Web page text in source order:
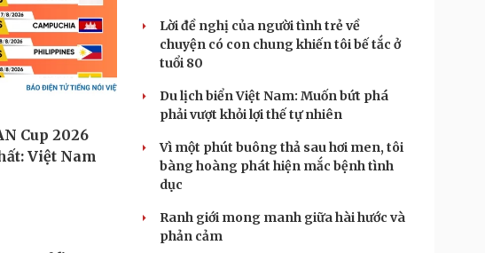
Lời đề nghị của người tình trẻ về
chuyện có con chung khiến tôi bế tắc ở
tuổi 80
Du lịch biển Việt Nam: Muốn bứt phá
phải vượt khỏi lợi thế tự nhiên
Vì một phút buông thả sau hơi men, tôi
bàng hoàng phát hiện mắc bệnh tình
dục
Ranh giới mong manh giữa hài hước và
phản cảm